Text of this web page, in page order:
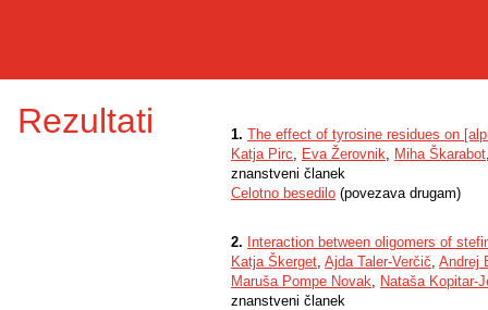
Rezultati 1. The effect of tyrosine residues on
Katja Pirc, Eva Žerovnik, Miha Škarabot
znanstveni članek
Celotno besedilo (povezava drugam)
2. Interaction between oligomers of
Katja Škerget, Ajda Taler-Verčič, Andrej
Maruša Pompe Novak, Nataša Kopitar-
znanstveni članek